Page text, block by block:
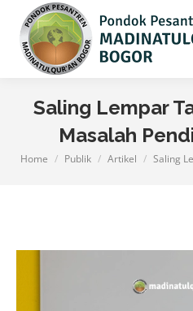
Saling Lempar
Masalah
You are here:
Home Publik Artikel Saling